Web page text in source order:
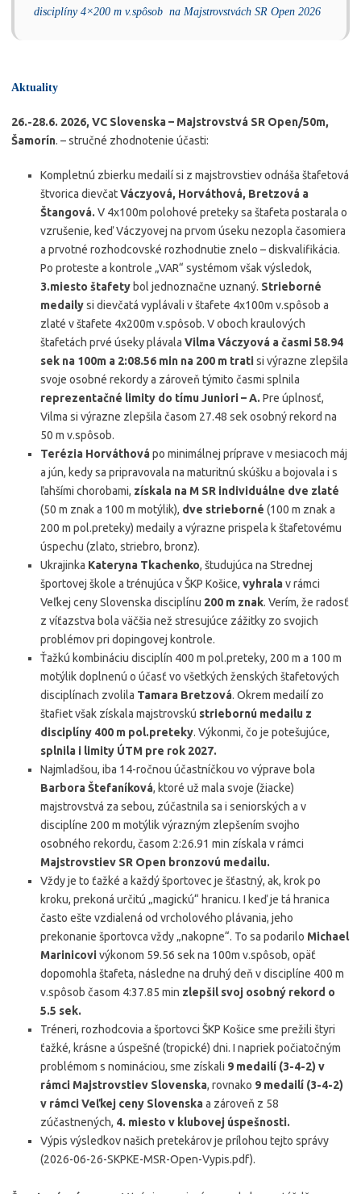
disciplíny 4×200 m v.spôsob na Majstrovstvách SR Open 2026
Aktuality
26.-28.6. 2026, VC Slovenska – Majstrovstvá SR Open/50m,
Šamorín. – stručné zhodnotenie účasti:
Kompletnú zbierku medailí si z majstrovstiev odnáša štafetová
štvorica dievčatVáczyová, Horváthová, Bretzová a
Štangová. V 4x100m polohové preteky sa štafeta postarala o
vzrušenie, keď Váczyovej na prvom úseku nezopla časomiera
a prvotné rozhodcovské rozhodnutie znelo – diskvalifikácia.
Po proteste a kontrole „VAR“ systémom však výsledok,
3.miesto štafety bol jednoznačne uznaný. Strieborné
medailysi dievčatá vyplávali v štafete 4x100m v.spôsob a
zlaté v štafete 4x200m v.spôsob. V oboch kraulových
štafetách prvé úseky plávala Vilma Váczyová a časmi 58.94
sek na 100m a 2:08.56 min na 200 m tratisi výrazne zlepšila
svoje osobné rekordy a zároveň týmito časmi splnila
reprezentačné limity do tímu Juniori – A. Pre úplnosť,
Vilma si výrazne zlepšila časom 27.48 sek osobný rekord na
50 m v.spôsob.
Terézia Horváthovápo minimálnej príprave v mesiacoch máj
a jún, kedy sa pripravovala na maturitnú skúšku a bojovala i s
ľahšími chorobami, získala na M SR individuálne dve zlaté
(50 m znak a 100 m motýlik), dve strieborné (100 m znak a
200 m pol.preteky) medaily a výrazne prispela k štafetovému
úspechu (zlato, striebro, bronz).
Ukrajinka Kateryna Tkachenko, študujúca na Strednej
športovej škole a trénujúca v ŠKP Košice, vyhralav rámci
Veľkej ceny Slovenska disciplínu 200 m znak. Verím, že radosť
z víťazstva bola väčšia než stresujúce zážitky zo svojich
problémov pri dopingovej kontrole.
Ťažkú kombináciu disciplín 400 m pol.preteky, 200 m a 100 m
motýlik doplnenú o účasť vo všetkých ženských štafetových
disciplínach zvolila Tamara Bretzová. Okrem medailí zo
štafiet však získala majstrovskú striebornú medailu z
disciplíny 400 m pol.preteky. Výkonmi, čo je potešujúce,
splnila i limity ÚTM pre rok 2027.
Najmladšou, iba 14-ročnou účastníčkou vo výprave bola
Barbora Štefaníková, ktoré už mala svoje (žiacke)
majstrovstvá za sebou, zúčastnila sa i seniorských a v
disciplíne 200 m motýlik výrazným zlepšením svojho
osobného rekordu, časom 2:26.91 min získala v rámci
Majstrovstiev SR Open bronzovú medailu.
Vždy je to ťažké a každý športovec je šťastný, ak, krok po
kroku, prekoná určitú „magickú“ hranicu. I keď je tá hranica
často ešte vzdialená od vrcholového plávania, jeho
prekonanie športovca vždy „nakopne“. To sa podarilo Michael
Marinicovivýkonom 59.56 sek na 100m v.spôsob, opäť
dopomohla štafeta, následne na druhý deň v disciplíne 400 m
v.spôsob časom 4:37.85 min zlepšil svoj osobný rekord o
5.5 sek.
Tréneri, rozhodcovia a športovci ŠKP Košice sme prežili štyri
ťažké, krásne a úspešné (tropické) dni. I napriek počiatočným
problémom s nomináciou, sme získali 9 medailí (3-4-2) v
rámci Majstrovstiev Slovenska, rovnako 9 medailí (3-4-2)
v rámci Veľkej ceny Slovenskaa zároveň z 58
zúčastnených, 4. miesto v klubovej úspešnosti.
Výpis výsledkov našich pretekárov je prílohou tejto správy
(2026-06-26-SKPKE-MSR-Open-Vypis.pdf).